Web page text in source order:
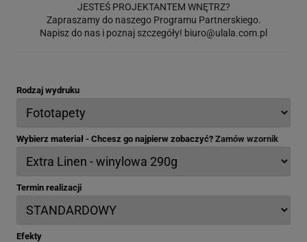
JESTEŚ PROJEKTANTEM WNĘTRZ?
Zapraszamy do naszego Programu Partnerskiego.
Napisz do nas i poznaj szczegóły! biuro@ulala.com.pl
Rodzaj wydruku
Wybierz materiał - Chcesz go najpierw zobaczyć? Zamów wzornik
Termin realizacji
Efekty